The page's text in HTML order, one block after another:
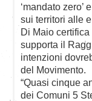
‘mandato
sui territori alle
Di Maio
supporta il
intenzioni
del Movimento.
“Quasi cinque
dei Comuni 5